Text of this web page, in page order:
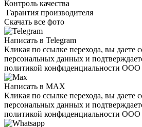
Контроль качества
Гарантия производителя
Скачать все фото
Написать в Telegram
Кликая по ссылке перехода, вы даете
персональных данных и
политикой конфиденциальности ООО
Написать в MAX
Кликая по ссылке перехода, вы даете
персональных данных и
политикой конфиденциальности ООО